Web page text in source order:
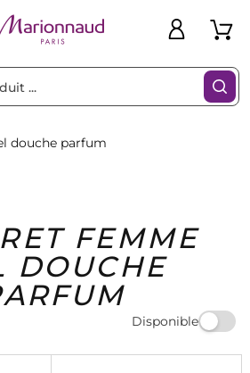
Marques Idées
Cadeaux
Bons
Plans
douche parfum
FEMME
DOUCHE
Disponible
Filtres